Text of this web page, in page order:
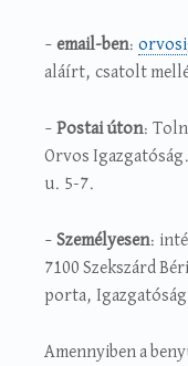
– email-ben:
aláírt, csatolt
– Postai úton:
Orvos
u. 5-7.
– Személyesen:
7100 Szekszárd
porta,
Amennyiben a